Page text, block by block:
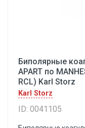
Биполярные
APART по
RCL) Karl Storz
Karl Storz
ID: 0041105